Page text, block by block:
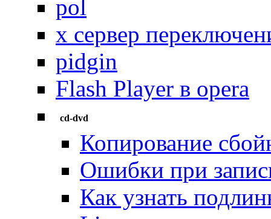
pol
x сервер
pidgin
Flash Player в opera
cd-dvd
Копирование
Ошибки при
Как узнать